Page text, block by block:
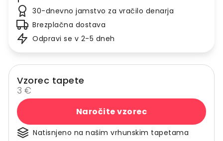
30-dnevno jamstvo za vračilo denarja
Brezplačna dostava
Odpravi se v 2-5 dneh
Vzorec tapete
3 €
Naročite vzorec
Natisnjeno na našim vrhunskim tapetama